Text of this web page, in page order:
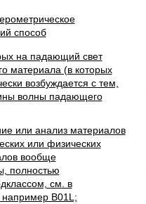
на падающий свет
материала (в которых
возбуждается с тем,
волны падающего
или анализ материалов
или физических
вообще
полностью
см. в
например B01L;